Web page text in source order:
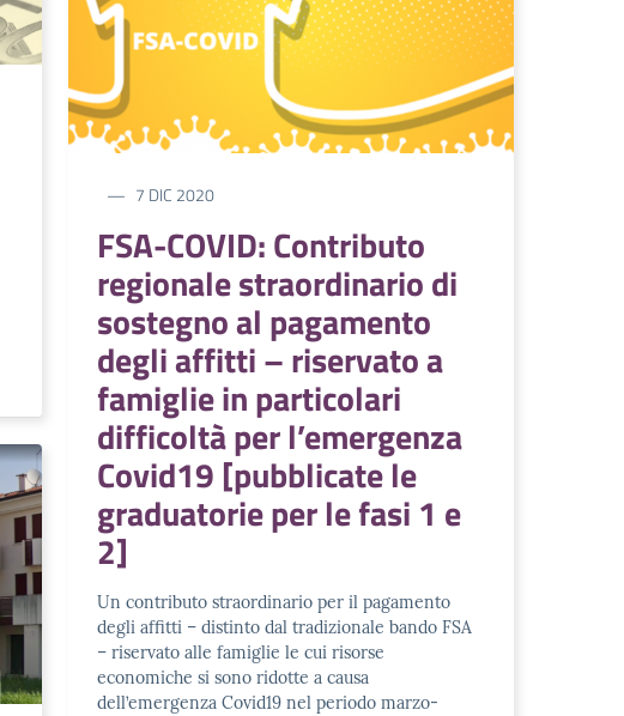
7 DIC 2020
FSA-COVID: Contributo
regionale straordinario di
sostegno al pagamento
degli affitti – riservato a
famiglie in particolari
difficoltà per l’emergenza
Covid19 [pubblicate le
graduatorie per le fasi 1 e
2]
Un contributo straordinario per il pagamento
degli affitti – distinto dal tradizionale bando FSA
– riservato alle famiglie le cui risorse
economiche si sono ridotte a causa
dell’emergenza Covid19 nel periodo marzo-